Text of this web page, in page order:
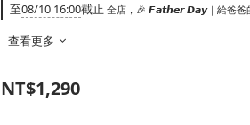
至08/10 16:00截止 全店，🎉 𝙁𝙖𝙩𝙝𝙚𝙧 𝘿𝙖𝙮｜給爸
查看更多
NT$1,290